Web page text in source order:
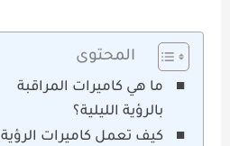
المحتوى
ما هي كاميرات المراقبة
بالرؤية الليلية؟
كيف تعمل كاميرات الرؤية